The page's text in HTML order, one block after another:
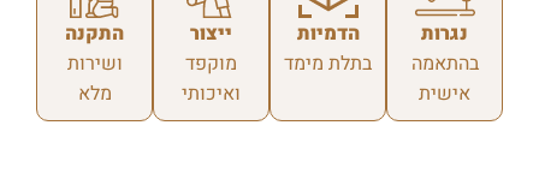
נגרות
בהתאמה
אישית
הדמיות
בתלת מימד
ייצור
מוקפד
ואיכותי
התקנה
ושירות
מלא